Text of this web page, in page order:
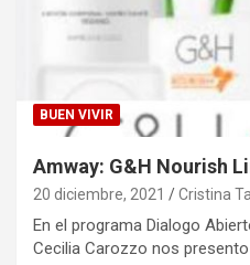
BUEN VIVIR
Amway: G&H Nourish
20 diciembre, 2021 Cristina
En el programa Dialogo
Cecilia Carozzo nos